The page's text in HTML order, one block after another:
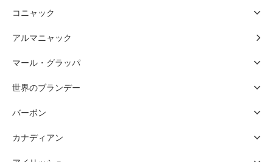
コニャック
アルマニャック
マール・グラッパ
世界のブランデー
バーボン
カナディアン